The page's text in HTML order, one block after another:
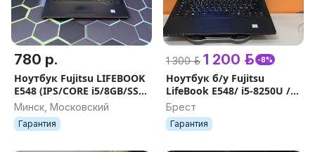
780 р.
Ноутбук Fujitsu LIFEBOOK
E548 (IPS/CORE i5/8GB/SSD
256GB/UHD Graphics 620)
Минск, Московский
Гарантия
1 300 р. 1 200 р. -8%
Ноутбук б/у Fujitsu
LifeBook E548/ i5-8250U /
RAM 8Gb-32Gb / 256Gb-1TB
SSD / 1920x1080 / 14''
Брест
Гарантия